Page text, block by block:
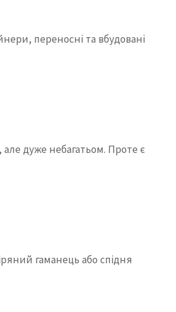
переносні та вбудовані
дуже небагатьом. Проте є
гаманець або спідня